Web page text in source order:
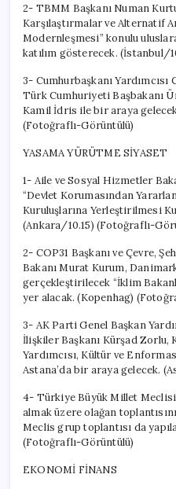
2- TBMM Başkanı Numan
Karşılaştırmalar ve Alternatif
Modernleşmesi” konulu
katılım gösterecek. (İstanbul/
3- Cumhurbaşkanı Yardımcısı
Türk Cumhuriyeti Başbakanı
Kamil İdris ile bir araya
(Fotoğraflı-Görüntülü)
YASAMA YÜRÜTME SİYASET
1- Aile ve Sosyal Hizmetler
“Devlet Korumasından
Kuruluşlarına Yerleştirilmesi
(Ankara/10.15) (Fotoğraflı-
2- COP31 Başkanı ve Çevre,
Bakanı Murat Kurum,
gerçekleştirilecek “İklim
yer alacak. (Kopenhag)
3- AK Parti Genel Başkan
İlişkiler Başkanı Kürşad Zorlu,
Yardımcısı, Kültür ve
Astana’da bir araya gelecek.
4- Türkiye Büyük Millet
almak üzere olağan
Meclis grup toplantısı da
(Fotoğraflı-Görüntülü)
EKONOMİ FİNANS